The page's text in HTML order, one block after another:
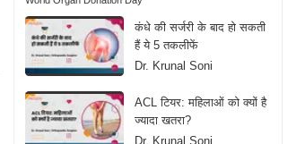
कंधे की सर्जरी के बाद हो सकती
हैं ये 5 तकलीफें
Dr. Krunal Soni
ACL टियर: महिलाओं को क्यों है
ज्यादा खतरा?
Dr. Krunal Soni